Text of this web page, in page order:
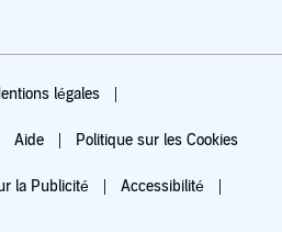
légales
Aide Politique sur les Cookies
la Publicité Accessibilité